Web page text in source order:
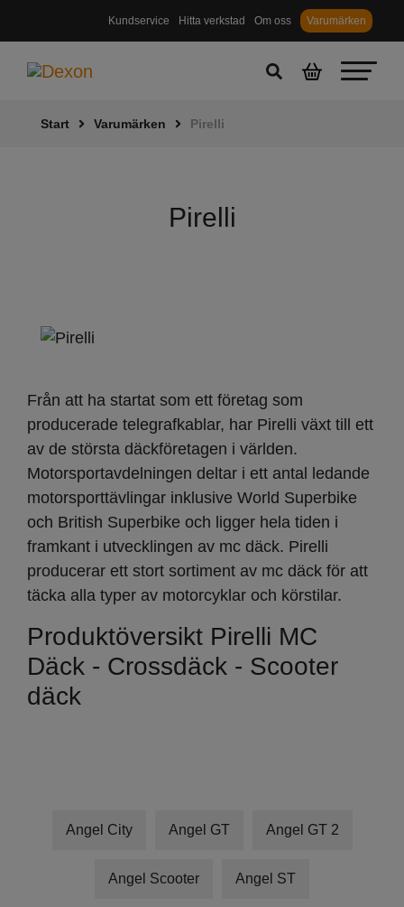
Kundservice Hitta verkstad Om oss Varumärken
Start Varumärken Pirelli
Pirelli
Från att ha startat som ett företag som
producerade telegrafkablar, har Pirelli växt till ett
av de största däckföretagen i världen.
Motorsportavdelningen deltar i ett antal ledande
motorsporttävlingar inklusive World Superbike
och British Superbike och ligger hela tiden i
framkant i utvecklingen av mc däck. Pirelli
producerar ett stort sortiment av mc däck för att
täcka alla typer av motorcyklar och körstilar.
Produktöversikt Pirelli MC
Däck - Crossdäck - Scooter
däck
Angel City Angel GT Angel GT 2
Angel Scooter Angel ST